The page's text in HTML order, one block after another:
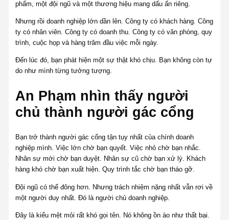
phẩm, một đội ngũ và một thương hiệu mang dấu ấn riêng.
Nhưng rồi doanh nghiệp lớn dần lên. Công ty có khách hàng. Công
ty có nhân viên. Công ty có doanh thu. Công ty có văn phòng, quy
trình, cuộc họp và hàng trăm đầu việc mỗi ngày.
Đến lúc đó, bạn phát hiện một sự thật khó chịu. Bạn không còn tự
do như mình từng tưởng tượng.
An Phạm nhìn thấy người
chủ thành người gác cổng
Bạn trở thành người gác cổng tận tụy nhất của chính doanh
nghiệp mình. Việc lớn chờ bạn quyết. Việc nhỏ chờ bạn nhắc.
Nhân sự mới chờ bạn duyệt. Nhân sự cũ chờ bạn xử lý. Khách
hàng khó chờ bạn xuất hiện. Quy trình tắc chờ bạn tháo gỡ.
Đội ngũ có thể đông hơn. Nhưng trách nhiệm nặng nhất vẫn rơi về
một người duy nhất. Đó là người chủ doanh nghiệp.
Đây là kiểu mệt mỏi rất khó gọi tên. Nó không ồn ào như thất bại.